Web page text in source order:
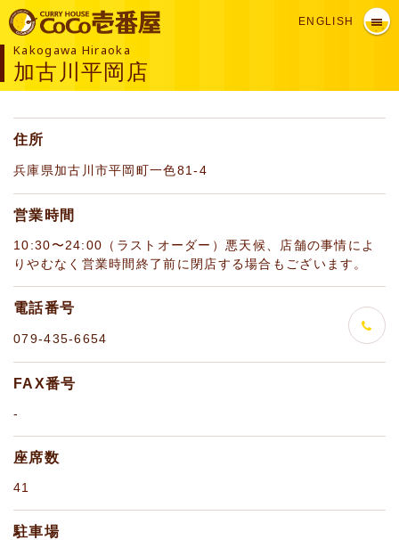
ENGLISH
Kakogawa Hiraoka
加古川平岡店
住所
兵庫県加古川市平岡町一色81-4
営業時間
10:30〜24:00（ラストオーダー）悪天候、店舗の事情によ
りやむなく営業時間終了前に閉店する場合もございます。
電話番号
079-435-6654
FAX番号
-
座席数
41
駐車場